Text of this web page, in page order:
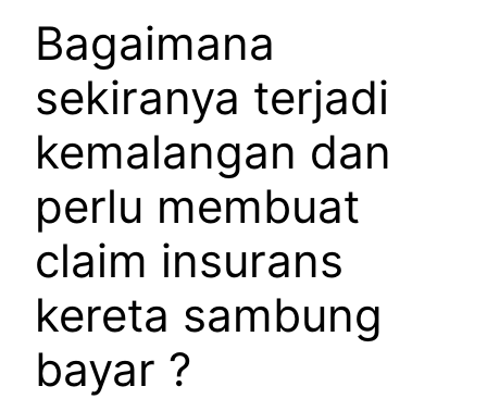
Bagaimana
sekiranya terjadi
kemalangan dan
perlu membuat
claim insurans
kereta sambung
bayar ?